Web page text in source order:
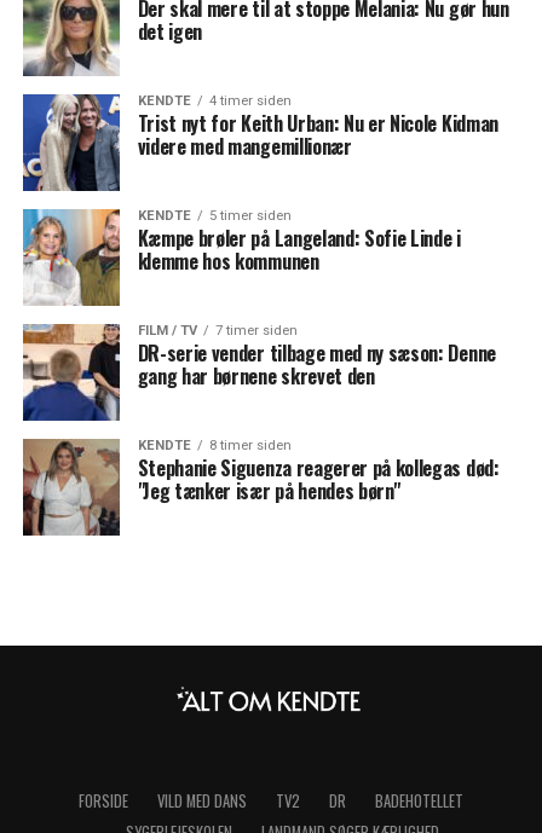
Der skal mere til at stoppe Melania: Nu gør hun
det igen
KENDTE 4 timer siden
Trist nyt for Keith Urban: Nu er Nicole Kidman
videre med mangemillionær
KENDTE 5 timer siden
Kæmpe brøler på Langeland: Sofie Linde i
klemme hos kommunen
FILM / TV 7 timer siden
DR-serie vender tilbage med ny sæson: Denne
gang har børnene skrevet den
KENDTE 8 timer siden
Stephanie Siguenza reagerer på kollegas død:
"Jeg tænker især på hendes børn"
FORSIDE VILD MED DANS TV2 DR
BADEHOTELLET